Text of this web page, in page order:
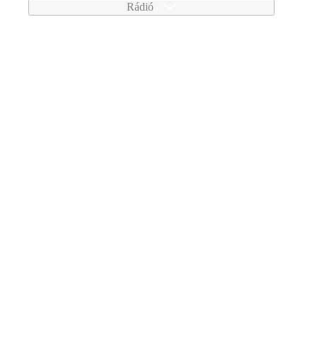
Rádió